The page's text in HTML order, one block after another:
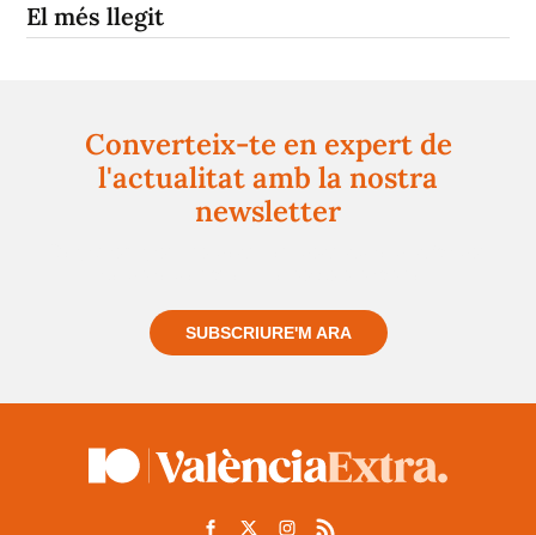
El més llegit
Converteix-te en expert de
l'actualitat amb la nostra
newsletter
SUBSCRIURE'M ARA